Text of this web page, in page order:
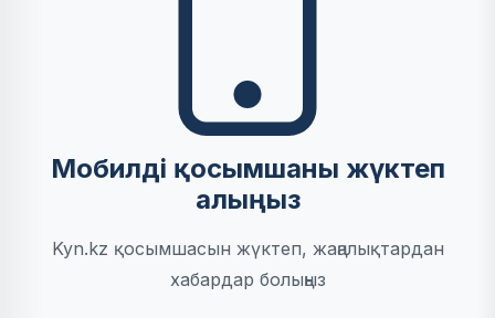
Мобилді қосымшаны жүктеп
алыңыз
Kyn.kz қосымшасын жүктеп, жаңалықтардан
хабардар болыңыз